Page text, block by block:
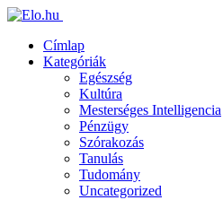
Címlap
Kategóriák
Egészség
Kultúra
Mesterséges Intelligencia
Pénzügy
Szórakozás
Tanulás
Tudomány
Uncategorized